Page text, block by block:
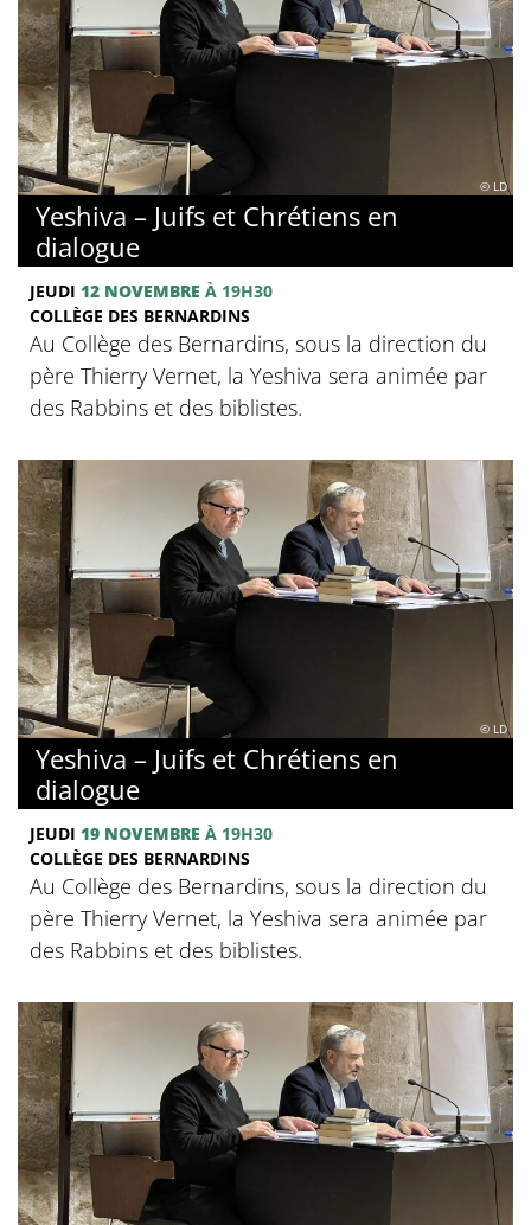
© LD
Yeshiva – Juifs et Chrétiens en
dialogue
JEUDI 12 NOVEMBRE À 19H30
COLLÈGE DES BERNARDINS
Au Collège des Bernardins, sous la direction du
père Thierry Vernet, la Yeshiva sera animée par
des Rabbins et des biblistes.
© LD
Yeshiva – Juifs et Chrétiens en
dialogue
JEUDI 19 NOVEMBRE À 19H30
COLLÈGE DES BERNARDINS
Au Collège des Bernardins, sous la direction du
père Thierry Vernet, la Yeshiva sera animée par
des Rabbins et des biblistes.